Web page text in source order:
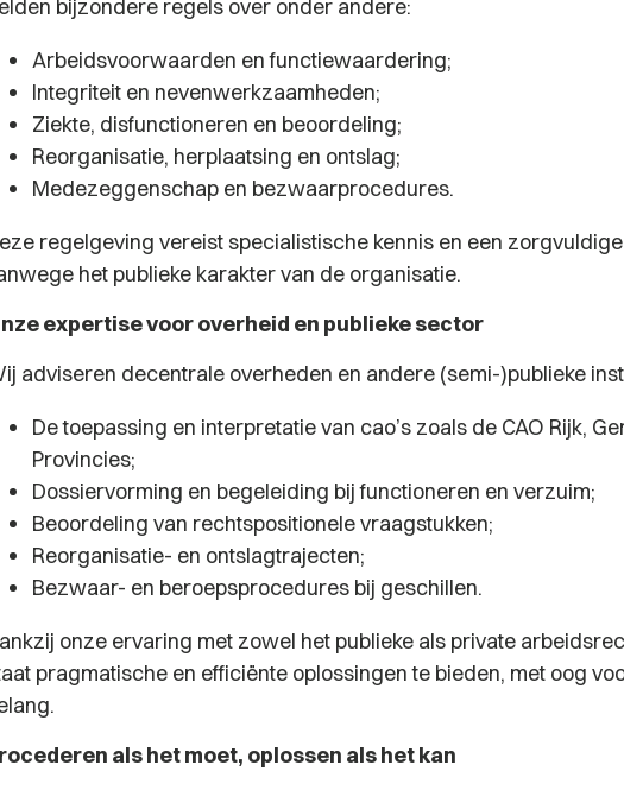
bijzondere regels over onder andere:
Arbeidsvoorwaarden en functiewaardering;
Integriteit en nevenwerkzaamheden;
Ziekte, disfunctioneren en beoordeling;
Reorganisatie, herplaatsing en ontslag;
Medezeggenschap en bezwaarprocedures.
regelgeving vereist specialistische kennis en een
het publieke karakter van de organisatie.
expertise voor overheid en publieke sector
adviseren decentrale overheden en andere (semi-)publieke
De toepassing en interpretatie van cao’s zoals de CAO Rijk,
Provincies;
Dossiervorming en begeleiding bij functioneren en verzuim;
Beoordeling van rechtspositionele vraagstukken;
Reorganisatie- en ontslagtrajecten;
Bezwaar- en beroepsprocedures bij geschillen.
onze ervaring met zowel het publieke als private
pragmatische en efficiënte oplossingen te bieden, met oog
als het moet, oplossen als het kan